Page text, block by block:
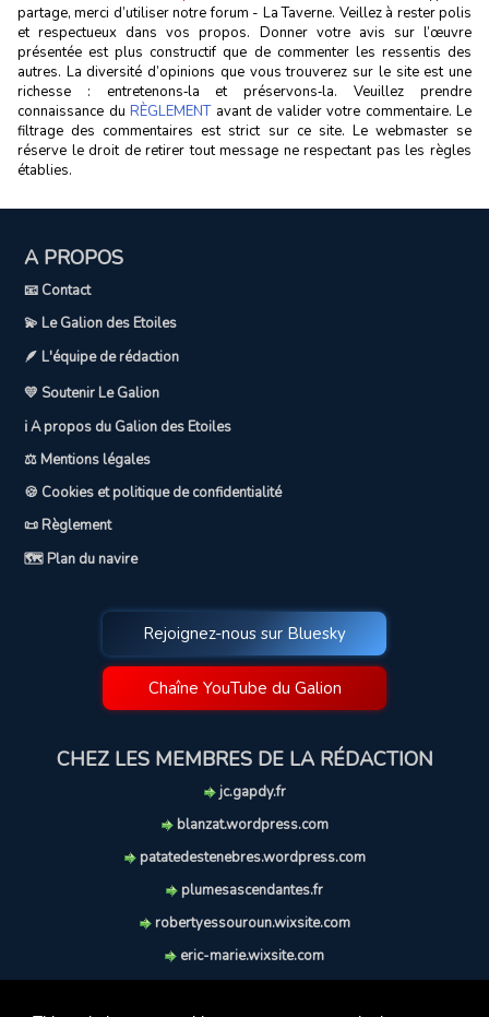
partage, merci d’utiliser notre forum - La Taverne. Veillez à rester polis
et respectueux dans vos propos. Donner votre avis sur l’œuvre
présentée est plus constructif que de commenter les ressentis des
autres. La diversité d’opinions que vous trouverez sur le site est une
richesse : entretenons‑la et préservons‑la. Veuillez prendre
connaissance du RÈGLEMENTavant de valider votre commentaire. Le
filtrage des commentaires est strict sur ce site. Le webmaster se
réserve le droit de retirer tout message ne respectant pas les règles
établies.
A PROPOS
📧 Contact
💫 Le Galion des Etoiles
🪶 L'équipe de rédaction
💛 Soutenir Le Galion
ℹ️ A propos du Galion des Etoiles
⚖️ Mentions légales
🍪 Cookies et politique de confidentialité
📜 Règlement
🗺️ Plan du navire
Rejoignez-nous sur Bluesky
Chaîne YouTube du Galion
CHEZ LES MEMBRES DE LA RÉDACTION
jc.gapdy.fr
blanzat.wordpress.com
patatedestenebres.wordpress.com
plumesascendantes.fr
robertyessouroun.wixsite.com
eric-marie.wixsite.com